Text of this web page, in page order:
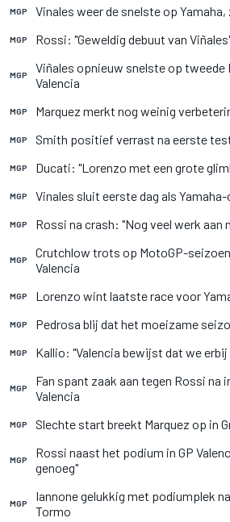
MGP Vinales weer de snelste op Yamaha,
MGP Rossi: "Geweldig debuut van
MGP
Viñales opnieuw snelste op tweede
Valencia
MGP Marquez merkt nog weinig
MGP Smith positief verrast na eerste
MGP Ducati: "Lorenzo met een grote
MGP Vinales sluit eerste dag als
MGP Rossi na crash: "Nog veel werk aan
MGP
Crutchlow trots op MotoGP-
Valencia
MGP Lorenzo wint laatste race voor
MGP Pedrosa blij dat het moeizame
MGP Kallio: "Valencia bewijst dat we
MGP
Fan spant zaak aan tegen Rossi na
Valencia
MGP Slechte start breekt Marquez op in
MGP
Rossi naast het podium in GP
genoeg"
MGP
Iannone gelukkig met podiumplek
Tormo